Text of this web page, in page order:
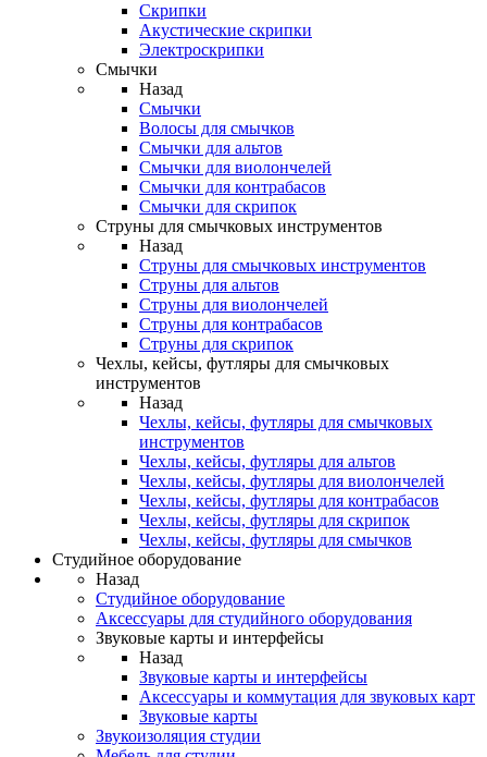
Скрипки
Акустические скрипки
Электроскрипки
Смычки
Назад
Смычки
Волосы для смычков
Смычки для альтов
Смычки для виолончелей
Смычки для контрабасов
Смычки для скрипок
Струны для смычковых инструментов
Назад
Струны для смычковых инструментов
Струны для альтов
Струны для виолончелей
Струны для контрабасов
Струны для скрипок
Чехлы, кейсы, футляры для смычковых
инструментов
Назад
Чехлы, кейсы, футляры для смычковых
инструментов
Чехлы, кейсы, футляры для альтов
Чехлы, кейсы, футляры для виолончелей
Чехлы, кейсы, футляры для контрабасов
Чехлы, кейсы, футляры для скрипок
Чехлы, кейсы, футляры для смычков
Студийное оборудование
Назад
Студийное оборудование
Аксессуары для студийного оборудования
Звуковые карты и интерфейсы
Назад
Звуковые карты и интерфейсы
Аксессуары и коммутация для звуковых карт
Звуковые карты
Звукоизоляция студии